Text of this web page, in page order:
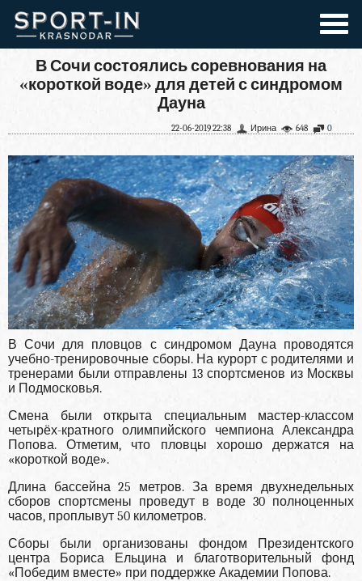
В Сочи состоялись соревнования на
«короткой воде» для детей с синдромом
Дауна
0
648
Ирина
22-06-2019 22:38
В Сочи для пловцов с синдромом Дауна проводятся
учебно-тренировочные сборы. На курорт с родителями и
тренерами были отправлены 13 спортсменов из Москвы
и Подмосковья.
Смена были открыта специальным мастер-классом
четырёх-кратного олимпийского чемпиона Александра
Попова. Отметим, что пловцы хорошо держатся на
«короткой воде».
Длина бассейна 25 метров. За время двухнедельных
сборов спортсмены проведут в воде 30 полноценных
часов, проплывут 50 километров.
Сборы были организованы фондом Президентского
центра Бориса Ельцина и благотворительный фонд
«Победим вместе» при поддержке Академии Попова.